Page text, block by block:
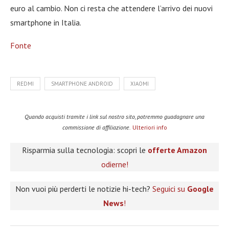
euro al cambio. Non ci resta che attendere l’arrivo dei nuovi
smartphone in Italia.
Fonte
REDMI SMARTPHONE ANDROID XIAOMI
Quando acquisti tramite i link sul nostro sito, potremmo guadagnare una
commissione di affiliazione. Ulteriori info
Risparmia sulla tecnologia: scopri le offerte Amazon
odierne!
Non vuoi più perderti le notizie hi-tech? Seguici su Google
News!